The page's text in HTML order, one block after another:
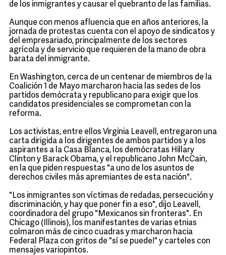
de los inmigrantes y causar el quebranto de las familias.
Aunque con menos afluencia que en años anteriores, la
jornada de protestas cuenta con el apoyo de sindicatos y
del empresariado, principalmente de los sectores
agrícola y de servicio que requieren de la mano de obra
barata del inmigrante.
En Washington, cerca de un centenar de miembros de la
Coalición 1 de Mayo marcharon hacia las sedes de los
partidos demócrata y republicano para exigir que los
candidatos presidenciales se comprometan con la
reforma.
Los activistas, entre ellos Virginia Leavell, entregaron una
carta dirigida a los dirigentes de ambos partidos y a los
aspirantes a la Casa Blanca, los demócratas Hillary
Clinton y Barack Obama, y el republicano John McCain,
en la que piden respuestas "a uno de los asuntos de
derechos civiles más apremiantes de esta nación".
"Los inmigrantes son víctimas de redadas, persecución y
discriminación, y hay que poner fin a eso", dijo Leavell,
coordinadora del grupo "Mexicanos sin fronteras". En
Chicago (Illinois), los manifestantes de varias etnias
colmaron más de cinco cuadras y marcharon hacia
Federal Plaza con gritos de "sí se puede!" y carteles con
mensajes variopintos.